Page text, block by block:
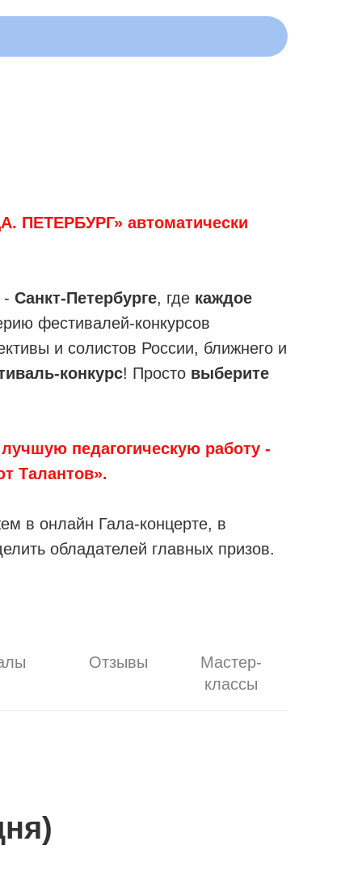
ПЕТЕРБУРГ» автоматически
- Санкт-Петербурге, где каждое
фестивалей-конкурсов
и солистов России, ближнего и
конкурс! Просто выберите
педагогическую работу -
Талантов».
в онлайн Гала-концерте, в
обладателей главных призов.
Отзывы
Мастер-
классы